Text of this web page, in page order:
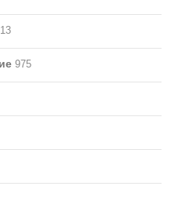
975